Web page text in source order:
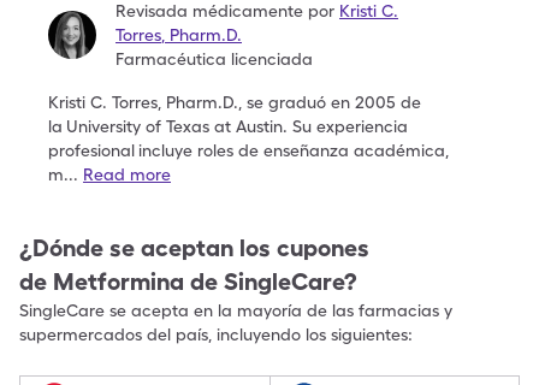
Revisada médicamente por Kristi C.
Torres Pharm.D.
Farmacéutica licenciada
Kristi C. Torres, Pharm.D., se graduó en 2005 de
la University of Texas at Austin. Su experiencia
profesional incluye roles de enseñanza académica,
m... Read more
¿Dónde se aceptan los cupones
de Metformina de SingleCare?
SingleCare se acepta en la mayoría de las farmacias y
supermercados del país, incluyendo los siguientes: